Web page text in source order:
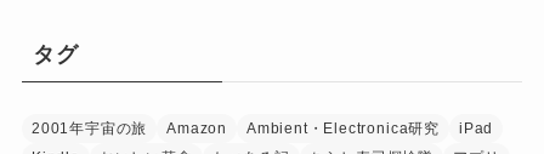
タグ
2001年宇宙の旅 Amazon Ambient・Electronica研究
iPad